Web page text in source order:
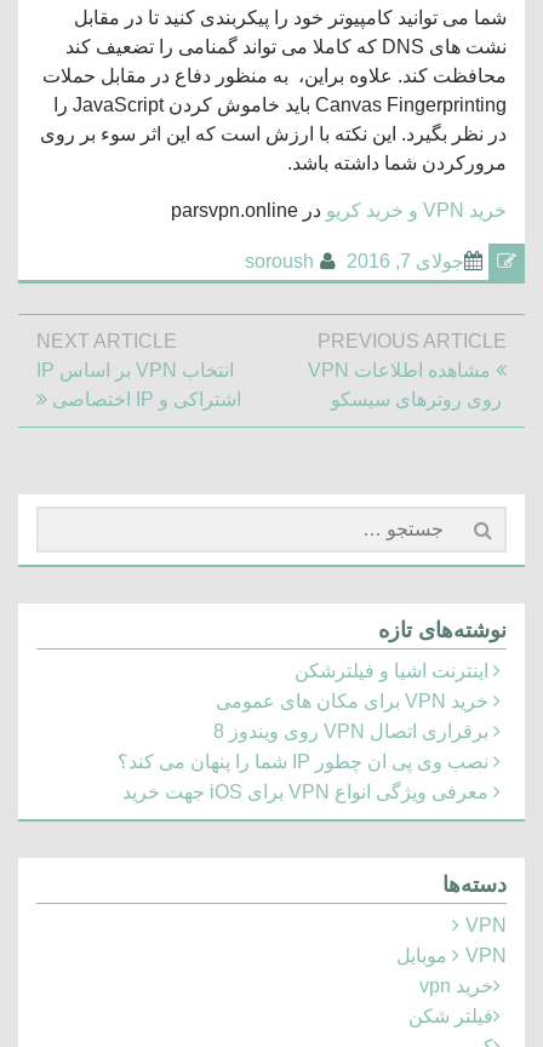
شما می توانید کامپیوتر خود را پیکربندی کنید تا در مقابل
نشت های DNS که کاملا می تواند گمنامی را تضعیف کند
محافظت کند. علاوه براین، به منظور دفاع در مقابل حملات
Canvas Fingerprinting باید خاموش کردن JavaScript را
در نظر بگیرد. این نکته با ارزش است که این اثر سوء بر روی
مرورکردن شما داشته باشد.
خرید VPN و خرید کریو در parsvpn.online
جولای 7, 2016 soroush
راهبری
نوشته
PREVIOUS ARTICLE
Previous
Post:
مشاهده اطلاعات VPN
روی روترهای سیسکو
NEXT ARTICLE
Next
Article:
انتخاب VPN بر اساس IP
اشتراکی و IP اختصاصی
جستجو
برای:
نوشته‌های تازه
اینترنت اشیا و فیلترشکن
خرید VPN برای مکان های عمومی
برقراری اتصال VPN روی ویندوز 8
نصب وی پی ان چطور IP شما را پنهان می کند؟
معرفی ویژگی انواع VPN برای iOS جهت خرید
دسته‌ها
VPN
VPN موبایل
خرید vpn
فیلتر شکن